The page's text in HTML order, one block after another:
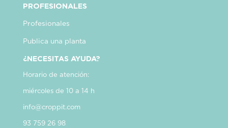
PROFESIONALES
Profesionales
Publica una planta
¿NECESITAS AYUDA?
Horario de atención:
miércoles de 10 a 14 h
info@croppit.com
93 759 26 98